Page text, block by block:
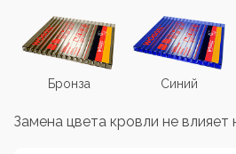
Бронза Синий
Замена цвета кровли не влияет